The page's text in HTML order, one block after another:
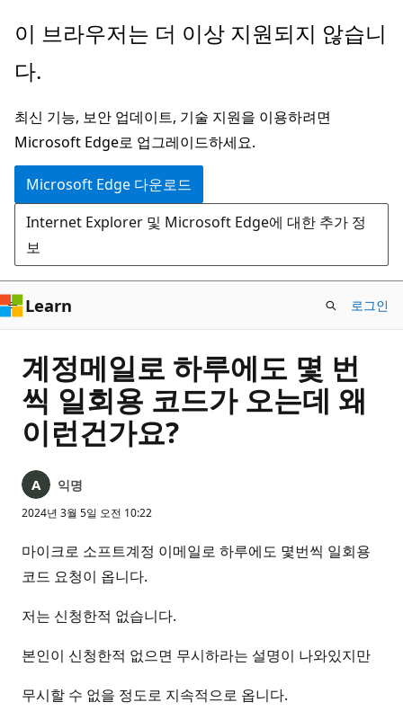
주
콘
츠
로
건
너
뛰
기
이 브라우저는 더 이상 지원되지 않습니
다.
최신 기능, 보안 업데이트, 기술 지원을 이용하려면
Microsoft Edge로 업그레이드하세요.
Microsoft Edge 다운로드
Internet Explorer 및 Microsoft Edge에 대한 추가 정
보
Learn 로그인
계정메일로 하루에도 몇 번
씩 일회용 코드가 오는데 왜
이런건가요?
익명
2024년 3월 5일 오전 10:22
마이크로 소프트계정 이메일로 하루에도 몇번씩 일회용
코드 요청이 옵니다.
저는 신청한적 없습니다.
본인이 신청한적 없으면 무시하라는 설명이 나와있지만
무시할 수 없을 정도로 지속적으로 옵니다.